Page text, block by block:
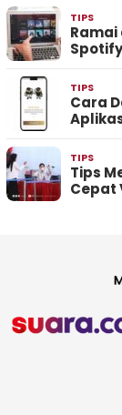
TIPS
Ramai
TIPS
Cara
TIPS
Tips
Cepat